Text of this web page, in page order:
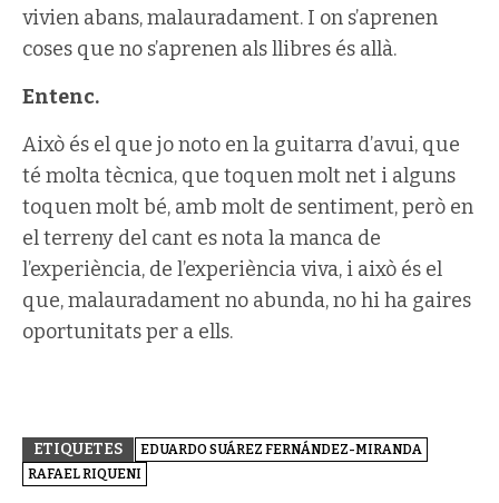
vivien abans, malauradament. I on s’aprenen
coses que no s’aprenen als llibres és allà.
Entenc.
Això és el que jo noto en la guitarra d’avui, que
té molta tècnica, que toquen molt net i alguns
toquen molt bé, amb molt de sentiment, però en
el terreny del cant es nota la manca de
l’experiència, de l’experiència viva, i això és el
que, malauradament no abunda, no hi ha gaires
oportunitats per a ells.
ETIQUETES
EDUARDO SUÁREZ FERNÁNDEZ-MIRANDA
RAFAEL RIQUENI